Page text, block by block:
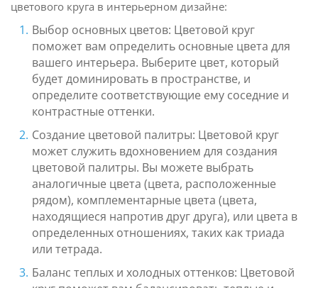
цветового круга в интерьерном дизайне:
Выбор основных цветов: Цветовой круг
поможет вам определить основные цвета для
вашего интерьера. Выберите цвет, который
будет доминировать в пространстве, и
определите соответствующие ему соседние и
контрастные оттенки.
Создание цветовой палитры: Цветовой круг
может служить вдохновением для создания
цветовой палитры. Вы можете выбрать
аналогичные цвета (цвета, расположенные
рядом), комплементарные цвета (цвета,
находящиеся напротив друг друга), или цвета в
определенных отношениях, таких как триада
или тетрада.
Баланс теплых и холодных оттенков: Цветовой